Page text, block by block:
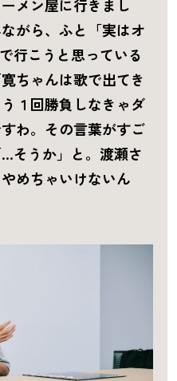
メン屋に行きまし
がら、ふと「実はオ
行こうと思っている
ちゃんは歌で出てき
１回勝負しなきゃダ
わ。その言葉がすご
そうか」と。渡瀬さ
めちゃいけないん